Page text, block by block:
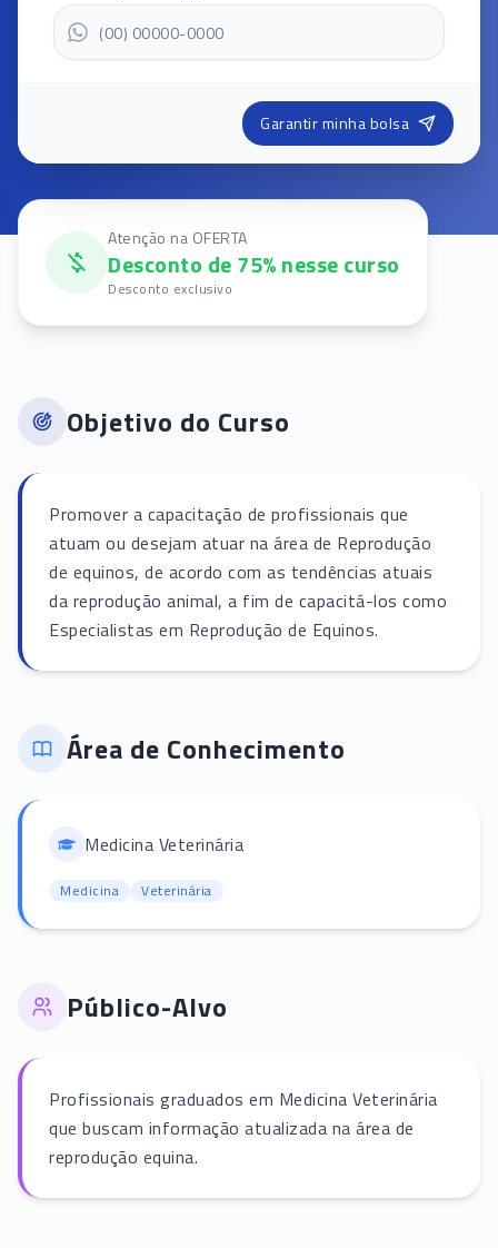
Garantir minha bolsa
Atenção na OFERTA
Desconto de 75% nesse curso
Desconto exclusivo
Objetivo do Curso
Promover a capacitação de profissionais que
atuam ou desejam atuar na área de Reprodução
de equinos, de acordo com as tendências atuais
da reprodução animal, a fim de capacitá-los como
Especialistas em Reprodução de Equinos.
Área de Conhecimento
Medicina Veterinária
Medicina Veterinária
Público-Alvo
Profissionais graduados em Medicina Veterinária
que buscam informação atualizada na área de
reprodução equina.